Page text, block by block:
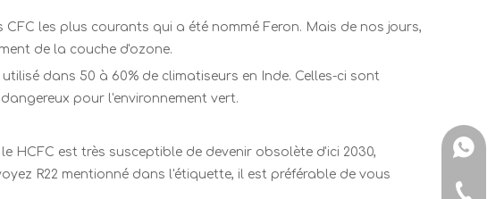
les plus courants qui a été nommé Feron. Mais de nos jours,
de la couche d'ozone.
dans 50 à 60% de climatiseurs en Inde. Celles-ci sont
pour l'environnement vert.
HCFC est très susceptible de devenir obsolète d'ici 2030,
R22 mentionné dans l'étiquette, il est préférable de vous
+ 86-
+ 86-